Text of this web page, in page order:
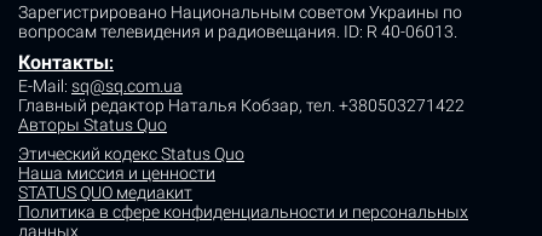
Зарегистрировано Национальным советом Украины по
вопросам телевидения и радиовещания. ID: R 40-06013.
Контакты:
E-Mail: sq@sq.com.ua
Главный редактор Наталья Кобзар, тел. +380503271422
Авторы Status Quo
Этический кодекс Status Quo
Наша миссия и ценности
STATUS QUO медиакит
Политика в сфере конфиденциальности и персональных
данных